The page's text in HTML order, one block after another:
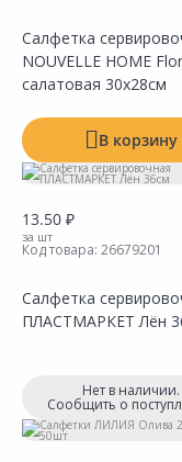
Салфетка
NOUVELLE HOME
салатовая 30х28см
В корзину
13.50 ₽
за шт
Код товара: 26679201
Салфетка
ПЛАСТМАРКЕТ Лён
Нет в наличии.
Сообщить о